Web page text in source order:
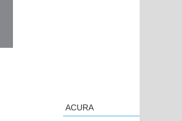
ACURA